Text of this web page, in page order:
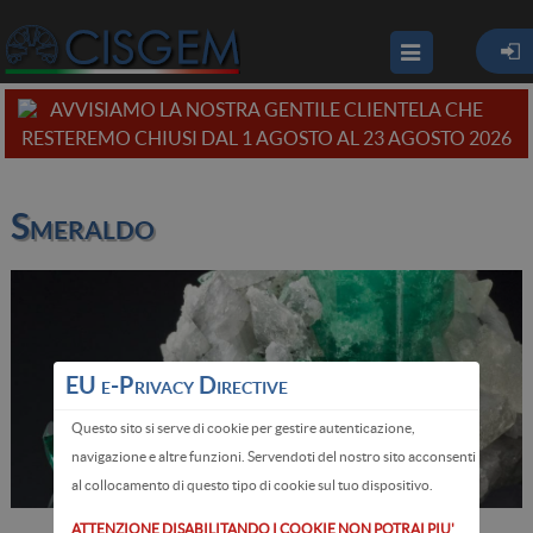
AVVISIAMO LA NOSTRA GENTILE CLIENTELA CHE
RESTEREMO CHIUSI DAL 1 AGOSTO AL 23 AGOSTO 2026
Smeraldo
EU e-Privacy Directive
Questo sito si serve di cookie per gestire autenticazione,
navigazione e altre funzioni. Servendoti del nostro sito acconsenti
al collocamento di questo tipo di cookie sul tuo dispositivo.
ATTENZIONE DISABILITANDO I COOKIE NON POTRAI PIU'